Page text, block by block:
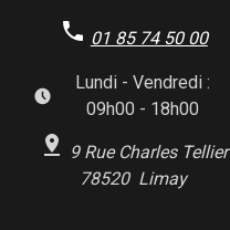
01 85 74 50 00
Lundi - Vendredi :
09h00 - 18h00
9 Rue Charles Tellier
78520 Limay